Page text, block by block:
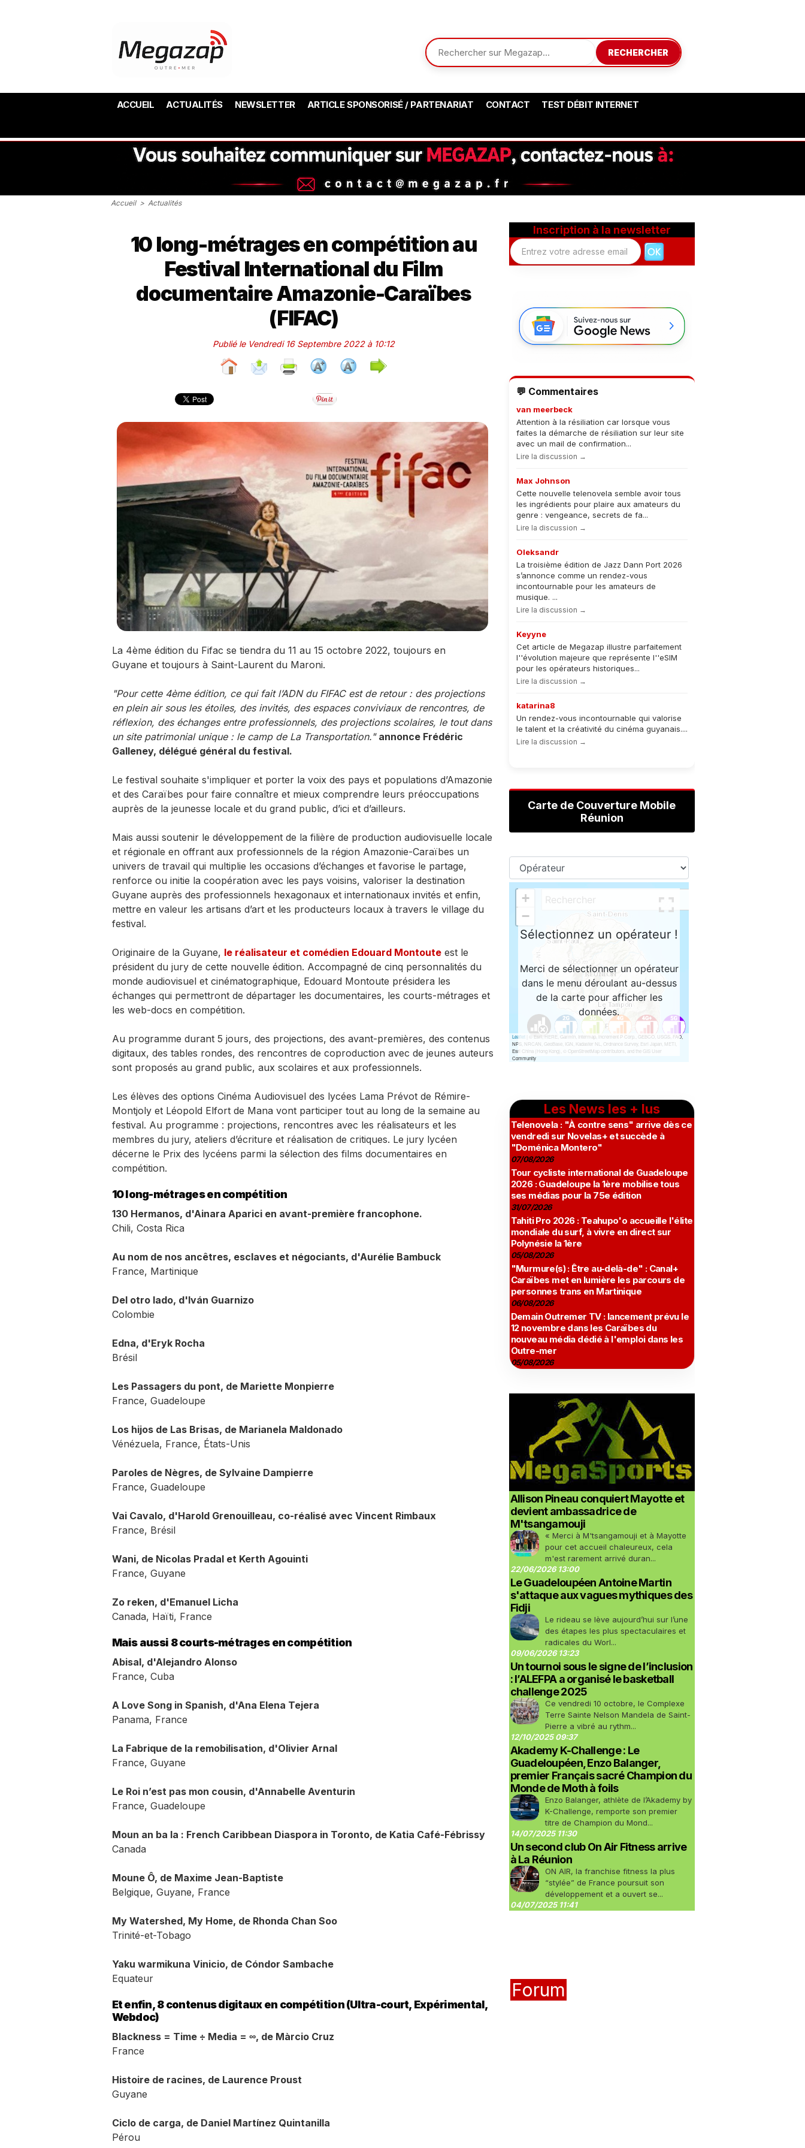
RECHERCHER
ACCUEIL ACTUALITÉS NEWSLETTER ARTICLE SPONSORISÉ / PARTENARIAT CONTACT TEST DÉBIT INTERNET
Accueil > Actualités
10 long-métrages en compétition au
Festival International du Film
documentaire Amazonie-Caraïbes
(FIFAC)
Publié le Vendredi 16 Septembre 2022 à 10:12
La 4ème édition du Fifac se tiendra du 11 au 15 octobre 2022, toujours en
Guyane et toujours à Saint-Laurent du Maroni.
"Pour cette 4ème édition, ce qui fait l’ADN du FIFAC est de retour : des projections
en plein air sous les étoiles, des invités, des espaces conviviaux de rencontres, de
réflexion, des échanges entre professionnels, des projections scolaires, le tout dans
un site patrimonial unique : le camp de La Transportation." annonce Frédéric
Galleney, délégué général du festival.
Le festival souhaite s'impliquer et porter la voix des pays et populations d’Amazonie
et des Caraïbes pour faire connaître et mieux comprendre leurs préoccupations
auprès de la jeunesse locale et du grand public, d’ici et d’ailleurs.
Mais aussi soutenir le développement de la filière de production audiovisuelle locale
et régionale en offrant aux professionnels de la région Amazonie-Caraïbes un
univers de travail qui multiplie les occasions d’échanges et favorise le partage,
renforce ou initie la coopération avec les pays voisins, valoriser la destination
Guyane auprès des professionnels hexagonaux et internationaux invités et enfin,
mettre en valeur les artisans d’art et les producteurs locaux à travers le village du
festival.
Originaire de la Guyane, le réalisateur et comédien Edouard Montouteest le
président du jury de cette nouvelle édition. Accompagné de cinq personnalités du
monde audiovisuel et cinématographique, Edouard Montoute présidera les
échanges qui permettront de départager les documentaires, les courts-métrages et
les web-docs en compétition.
Au programme durant 5 jours, des projections, des avant-premières, des contenus
digitaux, des tables rondes, des rencontres de coproduction avec de jeunes auteurs
sont proposés au grand public, aux scolaires et aux professionnels.
Les élèves des options Cinéma Audiovisuel des lycées Lama Prévot de Rémire-
Montjoly et Léopold Elfort de Mana vont participer tout au long de la semaine au
festival. Au programme : projections, rencontres avec les réalisateurs et les
membres du jury, ateliers d’écriture et réalisation de critiques. Le jury lycéen
décerne le Prix des lycéens parmi la sélection des films documentaires en
compétition.
10 long-métrages en compétition
130 Hermanos, d'Ainara Aparici en avant-première francophone.
Chili, Costa Rica
Au nom de nos ancêtres, esclaves et négociants, d'Aurélie Bambuck
France, Martinique
Del otro lado, d'Iván Guarnizo
Colombie
Edna, d'Eryk Rocha
Brésil
Les Passagers du pont, de Mariette Monpierre
France, Guadeloupe
Los hijos de Las Brisas, de Marianela Maldonado
Vénézuela, France, États-Unis
Paroles de Nègres, de Sylvaine Dampierre
France, Guadeloupe
Vai Cavalo, d'Harold Grenouilleau, co-réalisé avec Vincent Rimbaux
France, Brésil
Wani, de Nicolas Pradal et Kerth Agouinti
France, Guyane
Zo reken, d'Emanuel Licha
Canada, Haïti, France
Mais aussi 8 courts-métrages en compétition
Abisal, d'Alejandro Alonso
France, Cuba
A Love Song in Spanish, d'Ana Elena Tejera
Panama, France
La Fabrique de la remobilisation, d'Olivier Arnal
France, Guyane
Le Roi n’est pas mon cousin, d'Annabelle Aventurin
France, Guadeloupe
Moun an ba la : French Caribbean Diaspora in Toronto, de Katia Café-Fébrissy
Canada
Moune Ô, de Maxime Jean-Baptiste
Belgique, Guyane, France
My Watershed, My Home, de Rhonda Chan Soo
Trinité-et-Tobago
Yaku warmikuna Vinicio, de Cóndor Sambache
Equateur
Et enfin, 8 contenus digitaux en compétition (Ultra-court, Expérimental,
Webdoc)
Blackness = Time ÷ Media = ∞, de Màrcio Cruz
France
Histoire de racines, de Laurence Proust
Guyane
Ciclo de carga, de Daniel Martínez Quintanilla
Pérou
Inscription à la newsletter
💬 Commentaires
van meerbeck
Attention à la résiliation car lorsque vous
faites la démarche de résiliation sur leur site
avec un mail de confirmation...
Lire la discussion →
Max Johnson
Cette nouvelle telenovela semble avoir tous
les ingrédients pour plaire aux amateurs du
genre : vengeance, secrets de fa...
Lire la discussion →
Oleksandr
La troisième édition de Jazz Dann Port 2026
s’annonce comme un rendez-vous
incontournable pour les amateurs de
musique. ...
Lire la discussion →
Keyyne
Cet article de Megazap illustre parfaitement
l''évolution majeure que représente l''eSIM
pour les opérateurs historiques...
Lire la discussion →
katarina8
Un rendez-vous incontournable qui valorise
le talent et la créativité du cinéma guyanais....
Lire la discussion →
Carte de Couverture Mobile
Réunion
Les News les + lus
Telenovela : "À contre sens" arrive dès ce
vendredi sur Novelas+ et succède à
"Doménica Montero"
07/08/2026
Tour cycliste international de Guadeloupe
2026 : Guadeloupe la 1ère mobilise tous
ses médias pour la 75e édition
31/07/2026
Tahiti Pro 2026 : Teahupo'o accueille l'élite
mondiale du surf, à vivre en direct sur
Polynésie la 1ère
05/08/2026
"Murmure(s) : Être au-delà-de" : Canal+
Caraïbes met en lumière les parcours de
personnes trans en Martinique
06/08/2026
Demain Outremer TV : lancement prévu le
12 novembre dans les Caraïbes du
nouveau média dédié à l'emploi dans les
Outre-mer
05/08/2026
Allison Pineau conquiert Mayotte et
devient ambassadrice de
M'tsangamouji
« Merci à M'tsangamouji et à Mayotte
pour cet accueil chaleureux, cela
m'est rarement arrivé duran...
22/06/2026 13:00
Le Guadeloupéen Antoine Martin
s'attaque aux vagues mythiques des
Fidji
Le rideau se lève aujourd’hui sur l’une
des étapes les plus spectaculaires et
radicales du Worl...
09/06/2026 13:23
Un tournoi sous le signe de l’inclusion
: l’ALEFPA a organisé le basketball
challenge 2025
Ce vendredi 10 octobre, le Complexe
Terre Sainte Nelson Mandela de Saint-
Pierre a vibré au rythm...
12/10/2025 09:37
Akademy K-Challenge : Le
Guadeloupéen, Enzo Balanger,
premier Français sacré Champion du
Monde de Moth à foils
Enzo Balanger, athlète de l’Akademy by
K-Challenge, remporte son premier
titre de Champion du Mond...
14/07/2025 11:30
Un second club On Air Fitness arrive
à La Réunion
ON AIR, la franchise fitness la plus
“stylée” de France poursuit son
développement et a ouvert se...
04/07/2025 11:41
Forum